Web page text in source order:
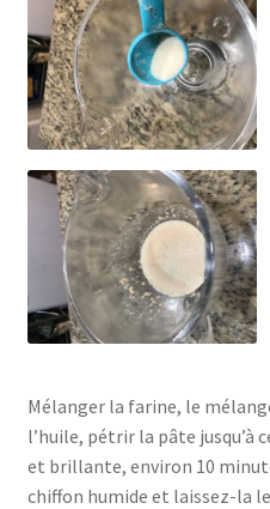
Mélanger la farine, le
l’huile, pétrir la pâte jusqu’à
et brillante, environ 10
chiffon humide et laissez-la